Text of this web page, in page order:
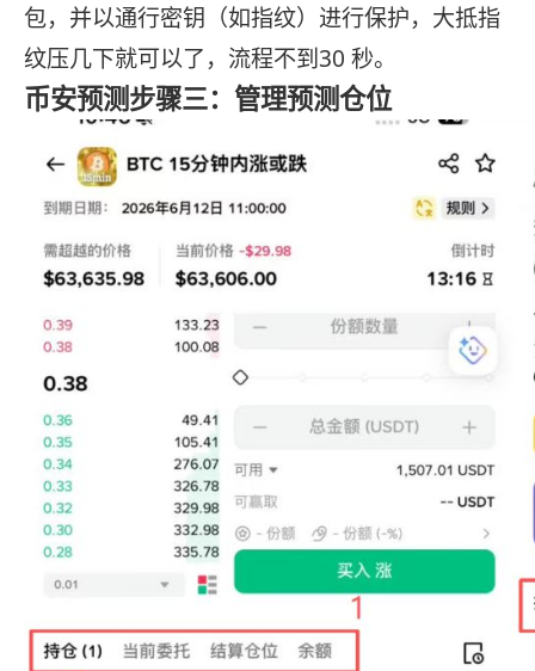
包，并以通行密钥（如指纹）进行保护，大抵指
纹压几下就可以了，流程不到30 秒。
币安预测步骤三：管理预测仓位